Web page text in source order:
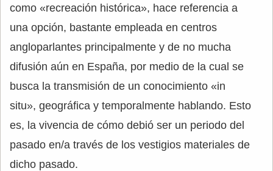
como «recreación histórica», hace referencia a
una opción, bastante empleada en centros
angloparlantes principalmente y de no mucha
difusión aún en España, por medio de la cual se
busca la transmisión de un conocimiento «in
situ», geográfica y temporalmente hablando. Esto
es, la vivencia de cómo debió ser un periodo del
pasado en/a través de los vestigios materiales de
dicho pasado.